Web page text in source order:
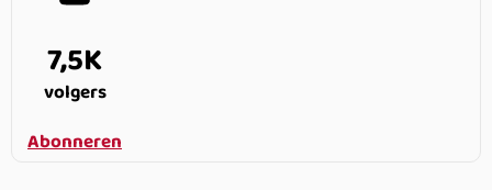
7,5K
volgers
Abonneren